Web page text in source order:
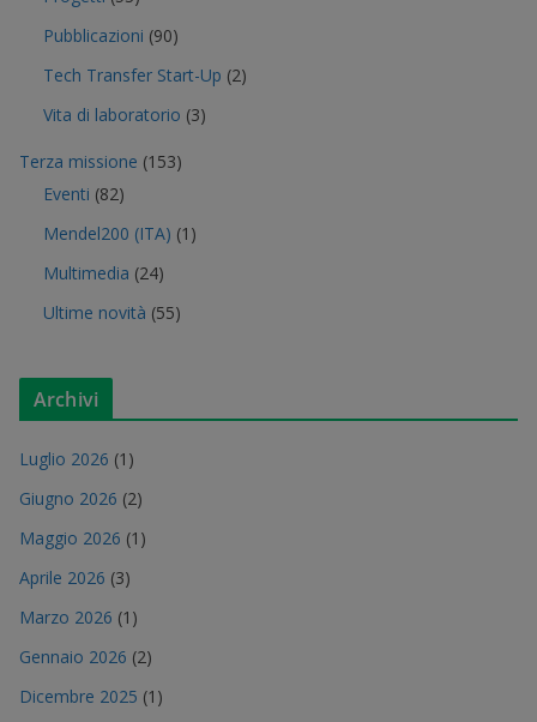
Pubblicazioni (90)
Tech Transfer Start-Up (2)
Vita di laboratorio (3)
Terza missione (153)
Eventi (82)
Mendel200 (ITA) (1)
Multimedia (24)
Ultime novità (55)
Archivi
Luglio 2026 (1)
Giugno 2026 (2)
Maggio 2026 (1)
Aprile 2026 (3)
Marzo 2026 (1)
Gennaio 2026 (2)
Dicembre 2025 (1)